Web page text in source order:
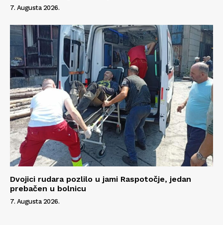
7. Augusta 2026.
Dvojici rudara pozlilo u jami Raspotočje, jedan
prebačen u bolnicu
7. Augusta 2026.